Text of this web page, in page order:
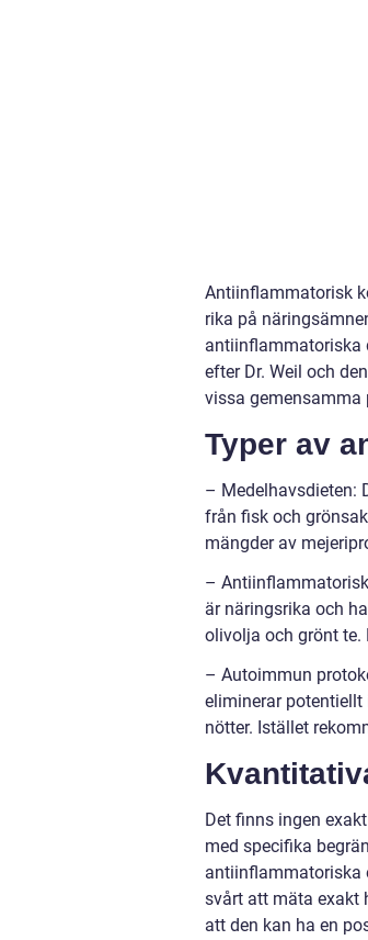
Antiinflammatorisk
rika på
antiinflammatoriska
efter Dr. Weil och
vissa gemensamma
Typer av
– Medelhavsdieten:
från fisk och
mängder av
–
är näringsrika och
olivolja och grönt te.
– Autoimmun
eliminerar
nötter. Istället
Det finns ingen
med specifika
antiinflammatoriska
svårt att mäta exakt
att den kan ha en